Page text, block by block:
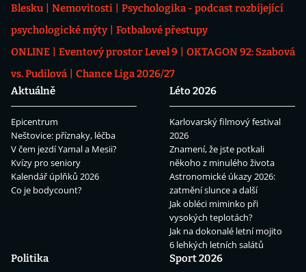
Blesku
Nemovitosti
Psychologika - podcast rozbíjející
psychologické mýty
Fotbalové přestupy
ONLINE
Eventový prostor Level 9
OKTAGON 92: Szabová
vs. Pudilová
Chance Liga 2026/27
Aktuálně
Epicentrum
Neštovice: příznaky, léčba
V čem jezdí Yamal a Mesii?
Kvízy pro seniory
Kalendář úplňků 2026
Co je bodycount?
Léto 2026
Karlovarský filmový festival
2026
Znamení, že jste potkali
někoho z minulého života
Astronomické úkazy 2026:
zatmění slunce a další
Jak obléci miminko při
vysokých teplotách?
Jak na dokonalé letní mojito
6 lehkých letních salátů
Politika
Sport 2026